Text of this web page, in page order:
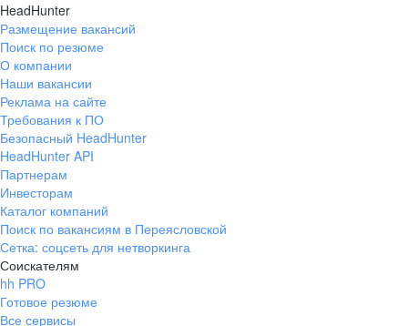
HeadHunter
Размещение вакансий
Поиск по резюме
О компании
Наши вакансии
Реклама на сайте
Требования к ПО
Безопасный HeadHunter
HeadHunter API
Партнерам
Инвесторам
Каталог компаний
Поиск по вакансиям в Переясловской
Сетка: соцсеть для нетворкинга
Соискателям
hh PRO
Готовое резюме
Все сервисы